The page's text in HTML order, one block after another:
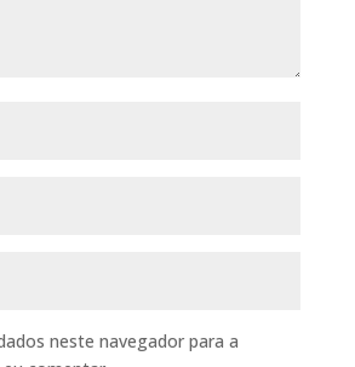
neste navegador para a